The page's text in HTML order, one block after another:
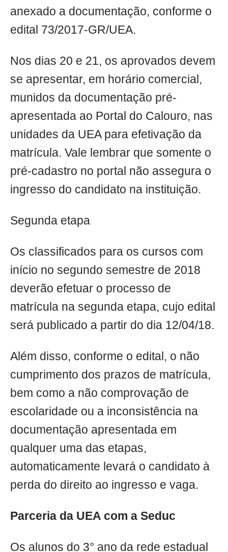
anexado a documentação, conforme o
edital 73/2017-GR/UEA.
Nos dias 20 e 21, os aprovados devem
se apresentar, em horário comercial,
munidos da documentação pré-
apresentada ao Portal do Calouro, nas
unidades da UEA para efetivação da
matrícula. Vale lembrar que somente o
pré-cadastro no portal não assegura o
ingresso do candidato na instituição.
Segunda etapa
Os classificados para os cursos com
início no segundo semestre de 2018
deverão efetuar o processo de
matrícula na segunda etapa, cujo edital
será publicado a partir do dia 12/04/18.
Além disso, conforme o edital, o não
cumprimento dos prazos de matrícula,
bem como a não comprovação de
escolaridade ou a inconsistência na
documentação apresentada em
qualquer uma das etapas,
automaticamente levará o candidato à
perda do direito ao ingresso e vaga.
Parceria da UEA com a Seduc
Os alunos do 3° ano da rede estadual